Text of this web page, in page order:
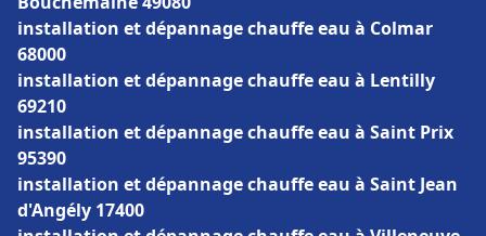
installation et dépannage chauffe eau à Colmar
68000
installation et dépannage chauffe eau à Lentilly
69210
installation et dépannage chauffe eau à Saint Prix
95390
installation et dépannage chauffe eau à Saint Jean
d'Angély 17400